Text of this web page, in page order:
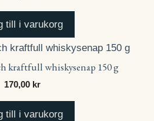
till i varukorg
kraftfull whiskysenap 150 g
170,00 kr
till i varukorg